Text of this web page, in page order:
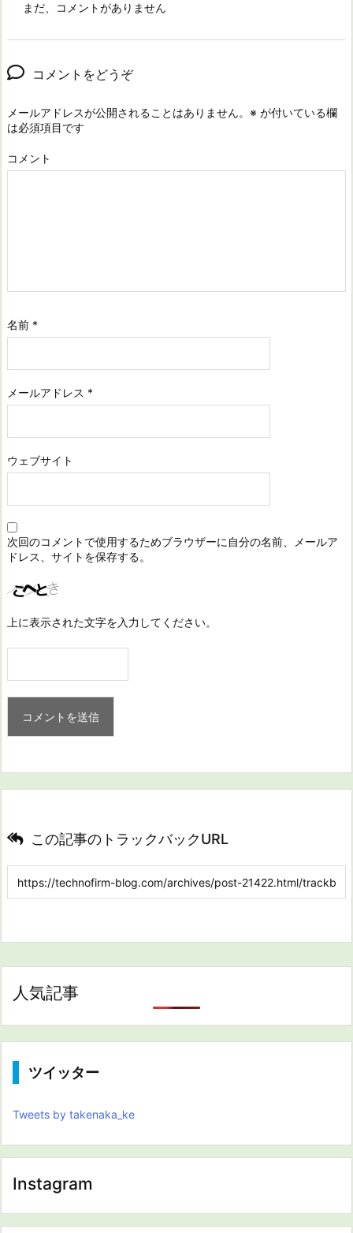
まだ、コメントがありません
コメントをどうぞ
メールアドレスが公開されることはありません。 ※ が付いている欄
は必須項目です
コメント
名前 *
メールアドレス *
ウェブサイト
次回のコメントで使用するためブラウザーに自分の名前、メールア
ドレス、サイトを保存する。
上に表示された文字を入力してください。
この記事のトラックバックURL
人気記事
ツイッター
Tweets by takenaka_ke
Instagram